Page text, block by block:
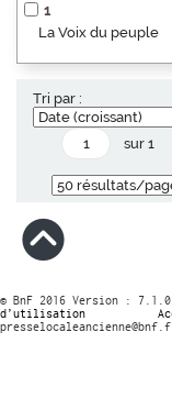
1
La Voix du peuple
Tri par :
sur 1
© BnF 2016 Version : 7.1.0
d’utilisation